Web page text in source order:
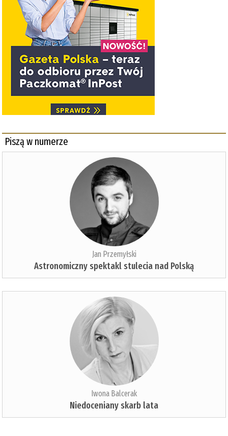
Piszą w numerze
Jan Przemyłski
Astronomiczny spektakl stulecia nad Polską
Iwona Balcerak
Niedoceniany skarb lata